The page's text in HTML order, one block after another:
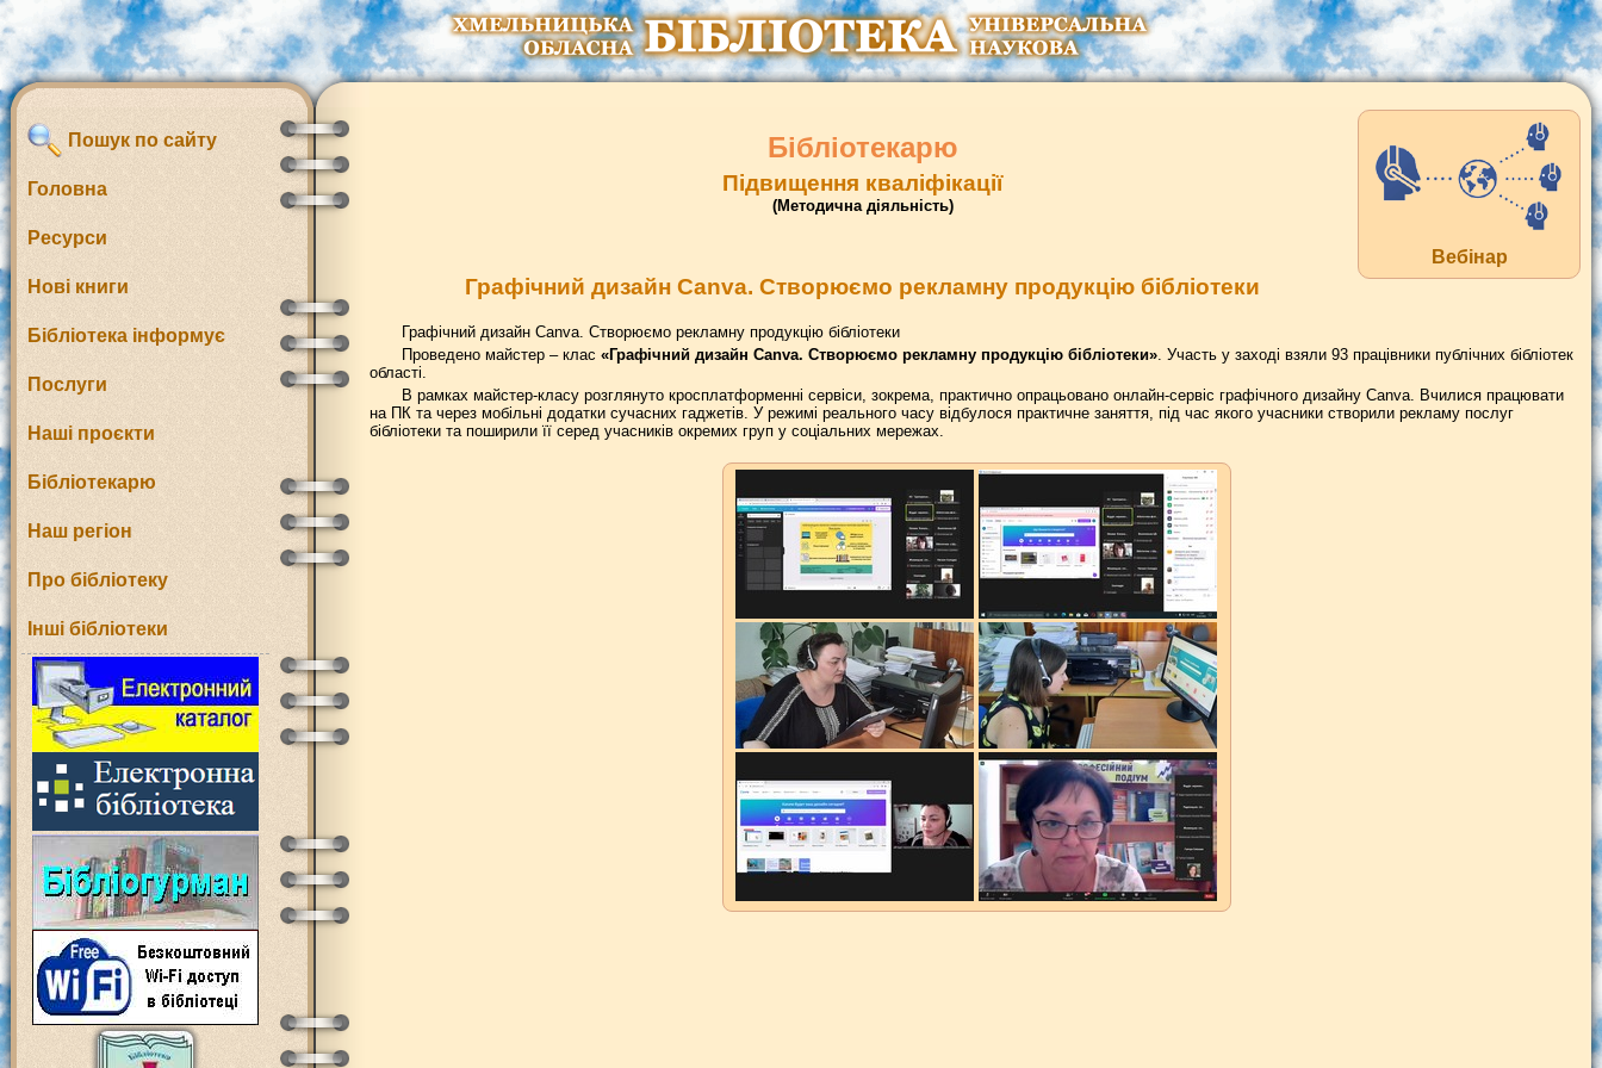
Пошук по сайту
Головна
Ресурси
Нові книги
Бібліотека інформує
Послуги
Наші проєкти
Бібліотекарю
Наш регіон
Про бібліотеку
Інші бібліотеки
Вебінар
Бібліотекарю
Підвищення кваліфікації
(Методична діяльність)
Графічний дизайн Canva. Створюємо рекламну продукцію бібліотеки
Графічний дизайн Canva. Створюємо рекламну продукцію бібліотеки
Проведено майстер – клас «Графічний дизайн Canva. Створюємо рекламну продукцію бібліотеки». Участь у заході взяли 93 працівники публічних бібліотек
області.
В рамках майстер-класу розглянуто кросплатформенні сервіси, зокрема, практично опрацьовано онлайн-сервіс графічного дизайну Canva. Вчилися працювати
на ПК та через мобільні додатки сучасних гаджетів. У режимі реального часу відбулося практичне заняття, під час якого учасники створили рекламу послуг
бібліотеки та поширили її серед учасників окремих груп у соціальних мережах.